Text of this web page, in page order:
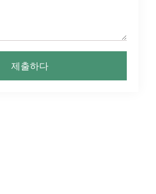
제출하다